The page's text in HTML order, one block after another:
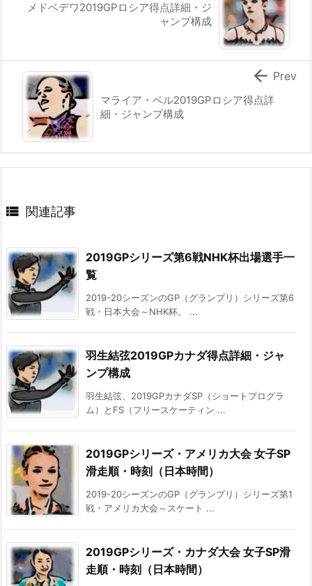
メドベデワ2019GPロシア得点詳細・ジ
ャンプ構成
マライア・ベル2019GPロシア得点詳
細・ジャンプ構成
 Prev
 関連記事
2019GPシリーズ第6戦NHK杯出場選手一
覧
2019-20シーズンのGP（グランプリ）シリーズ第6
戦・日本大会～NHK杯。 ...
羽生結弦2019GPカナダ得点詳細・ジャ
ンプ構成
羽生結弦、2019GPカナダSP（ショートプログラ
ム）とFS（フリースケーティン ...
2019GPシリーズ・アメリカ大会 女子SP
滑走順・時刻（日本時間）
2019-20シーズンのGP（グランプリ）シリーズ第1
戦・アメリカ大会～スケート ...
2019GPシリーズ・カナダ大会 女子SP滑
走順・時刻（日本時間）